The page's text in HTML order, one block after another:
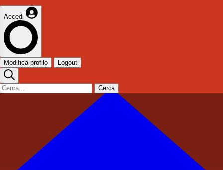
Accedi
Modifica profilo Logout
Cerca